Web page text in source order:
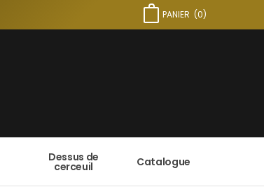
PANIER (0)
Dessus de
cerceuil Catalogue